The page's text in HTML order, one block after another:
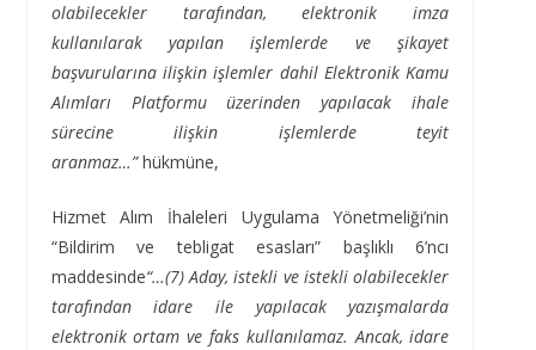
olabilecekler tarafından, elektronik imza
kullanılarak yapılan işlemlerde ve şikayet
başvurularına ilişkin işlemler dahil Elektronik Kamu
Alımları Platformu üzerinden yapılacak ihale
sürecine ilişkin işlemlerde teyit
aranmaz…”hükmüne,
Hizmet Alım İhaleleri Uygulama Yönetmeliği’nin
“Bildirim ve tebligat esasları” başlıklı 6’ncı
maddesinde“…(7) Aday, istekli ve istekli olabilecekler
tarafından idare ile yapılacak yazışmalarda
elektronik ortam ve faks kullanılamaz. Ancak, idare